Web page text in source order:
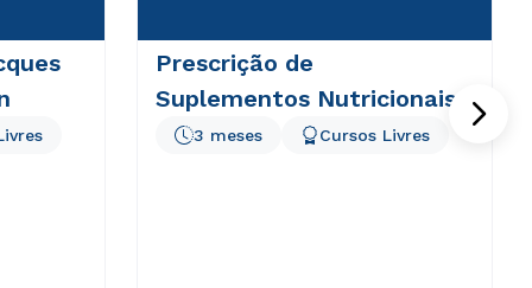
Prescrição de
Suplementos Nutricionais
3 meses Cursos Livres